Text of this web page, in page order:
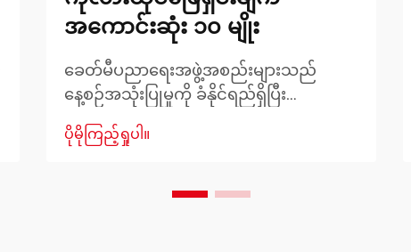
အကောင်းဆုံး ၁၀ မျိုး
ခေတ်မီပညာရေးအဖွဲ့အစည်းများသည်
နေ့စဉ်အသုံးပြုမှုကို ခံနိုင်ရည်ရှိပြီး
သက်တောင့်သက်သာရှိစေမည့် ခိုင်ခံ့ပြီး
ပရိဘောဂများကို လိုအပ်ပါသည်။ ကျောင်း
ပိုမိုကြည့်ရှုပါ။